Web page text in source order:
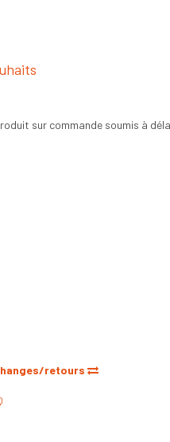
sur commande soumis à
retours